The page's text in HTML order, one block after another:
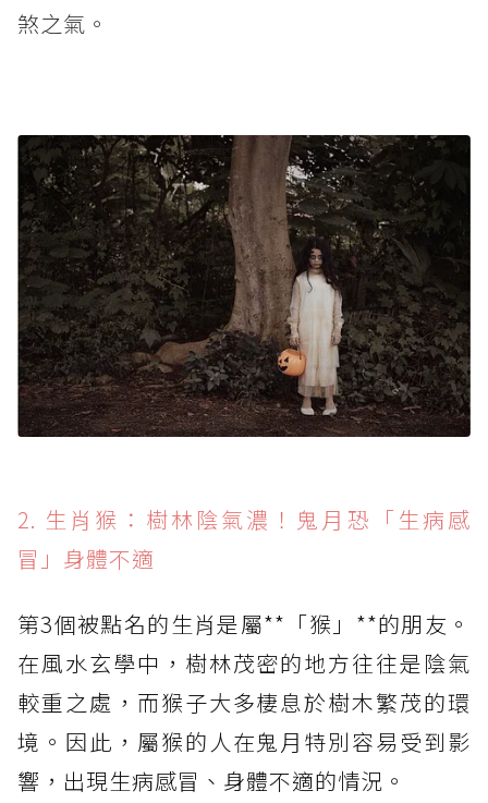
煞之氣。
2. 生肖猴：樹林陰氣濃！鬼月恐「生病感
冒」身體不適
第3個被點名的生肖是屬**「猴」**的朋友。
在風水玄學中，樹林茂密的地方往往是陰氣
較重之處，而猴子大多棲息於樹木繁茂的環
境。因此，屬猴的人在鬼月特別容易受到影
響，出現生病感冒、身體不適的情況。